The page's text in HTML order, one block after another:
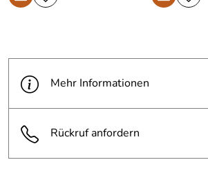
Mehr Informationen
Rückruf anfordern